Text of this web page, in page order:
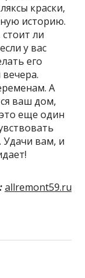
краски,
историю.
ли
у вас
его
А
ваш дом,
еще один
Удачи вам, и
allremont59.ru